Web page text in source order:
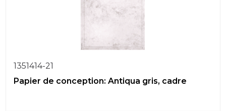
1351414-21
Papier de conception: Antiqua gris, cadre